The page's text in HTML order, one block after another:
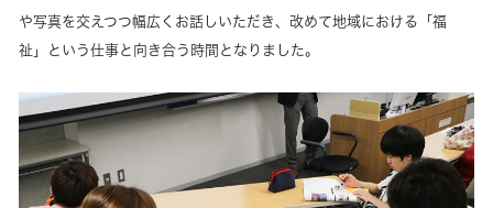
や写真を交えつつ幅広くお話しいただき、改めて地域における「福
祉」という仕事と向き合う時間となりました。